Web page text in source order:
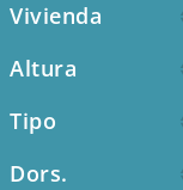
Vivienda
Altura
Tipo
Dors.